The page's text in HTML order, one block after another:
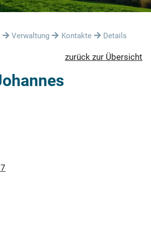
Verwaltung Kontakte Details
zurück zur Übersicht